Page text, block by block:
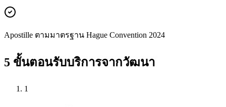
Apostille ตามมาตรฐาน Hague Convention 2024
5 ขั้นตอนรับบริการจากวัฒนา
1